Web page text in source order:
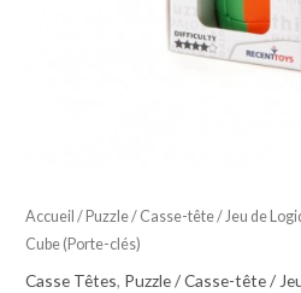
Accueil / Puzzle / Casse-tête / Jeu de
Cube (Porte-clés)
Casse Têtes, Puzzle / Casse-tête /